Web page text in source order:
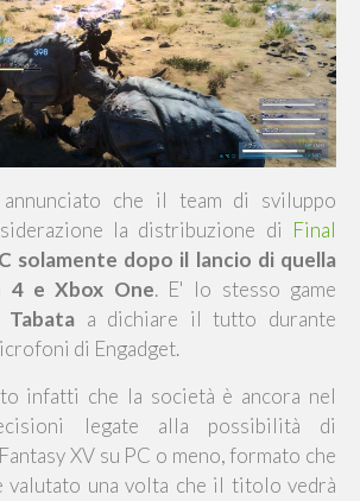
che il team di sviluppo
la distribuzione di Final
solamente dopo il lancio di quella
4 e Xbox One. E' lo stesso game
Tabata a dichiare il tutto durante
di Engadget.
infatti che la società è ancora nel
legate alla possibilità di
XV su PC o meno, formato che
valutato una volta che il titolo vedrà